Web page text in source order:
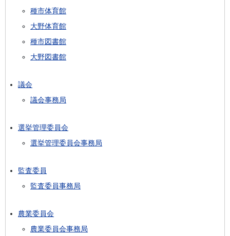
種市体育館
大野体育館
種市図書館
大野図書館
議会
議会事務局
選挙管理委員会
選挙管理委員会事務局
監査委員
監査委員事務局
農業委員会
農業委員会事務局